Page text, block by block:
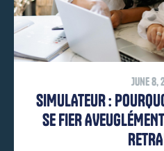
June 8,
SIMULATEUR :
SE FIER